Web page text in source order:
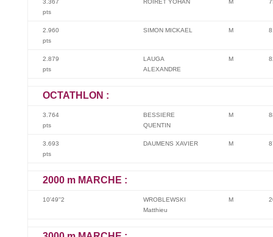
3.367
pts
ROIRET YOHAN M
2.960
pts
SIMON MICKAEL M
2.879
pts
LAUGA
ALEXANDRE
M
OCTATHLON :
3.764
pts
BESSIERE
QUENTIN
M
3.693
pts
DAUMENS XAVIER M
2000 m MARCHE :
10'49''2
WROBLEWSKI
Matthieu
M